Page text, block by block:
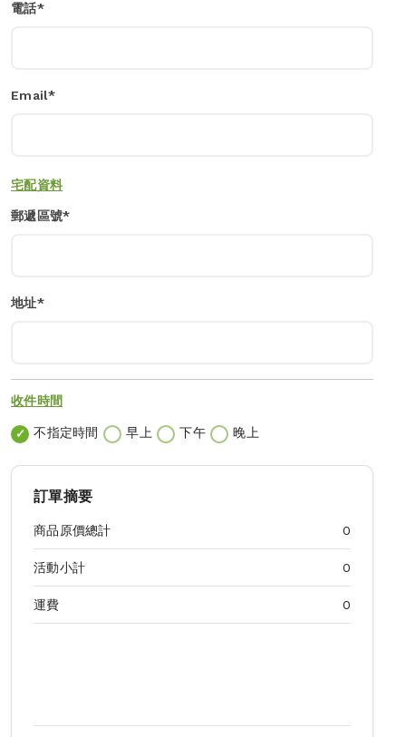
電話*
Email*
宅配資料
郵遞區號*
地址*
收件時間
不指定時間 早上 下午 晚上
訂單摘要
商品原價總計 0
活動小計 0
運費 0